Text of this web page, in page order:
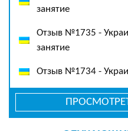
занятие
Отзыв №1735 -
занятие
Отзыв №1734 -